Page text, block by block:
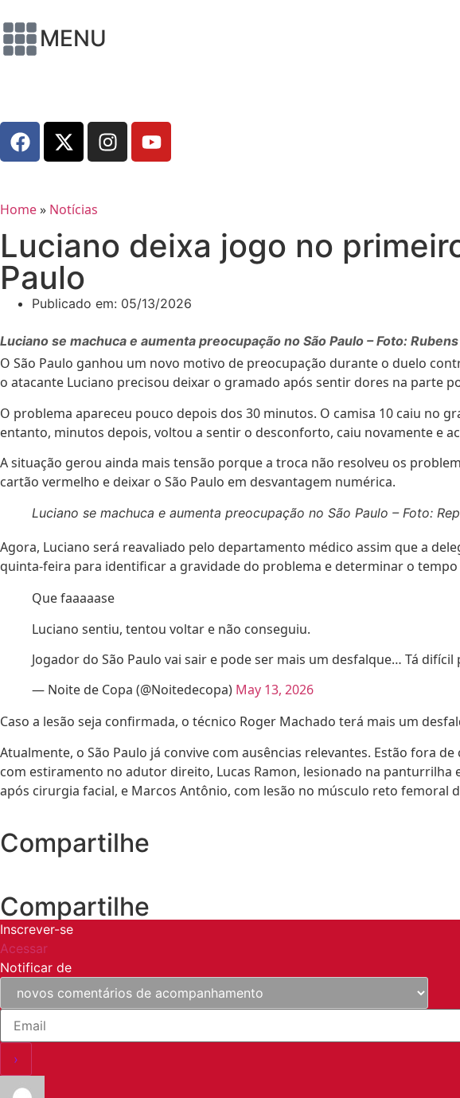
MENU
Home» Notícias
Luciano deixa jogo no
Paulo
Publicado em: 05/13/2026
Luciano se machuca e aumenta preocupação no São Paulo – Foto:
O São Paulo ganhou um novo motivo de preocupação durante o duelo
o atacante Luciano precisou deixar o gramado após sentir dores na parte
O problema apareceu pouco depois dos 30 minutos. O camisa 10 caiu no
entanto, minutos depois, voltou a sentir o desconforto, caiu novamente e
A situação gerou ainda mais tensão porque a troca não resolveu os
cartão vermelho e deixar o São Paulo em desvantagem numérica.
Luciano se machuca e aumenta preocupação no São Paulo – Foto:
Agora, Luciano será reavaliado pelo departamento médico assim que a
quinta-feira para identificar a gravidade do problema e determinar o tempo
Que faaaaase
Luciano sentiu, tentou voltar e não conseguiu.
Jogador do São Paulo vai sair e pode ser mais um desfalque… Tá difícil
— Noite de Copa (@Noitedecopa) May 13, 2026
Caso a lesão seja confirmada, o técnico Roger Machado terá mais um
Atualmente, o São Paulo já convive com ausências relevantes. Estão fora
com estiramento no adutor direito, Lucas Ramon, lesionado na panturrilha
após cirurgia facial, e Marcos Antônio, com lesão no músculo reto femoral
Compartilhe
Compartilhe
Inscrever-se
Acessar
Notificar de